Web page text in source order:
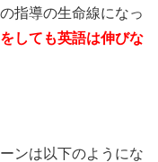
指導の生命線になっ
しても英語は伸びな
ンは以下のようにな